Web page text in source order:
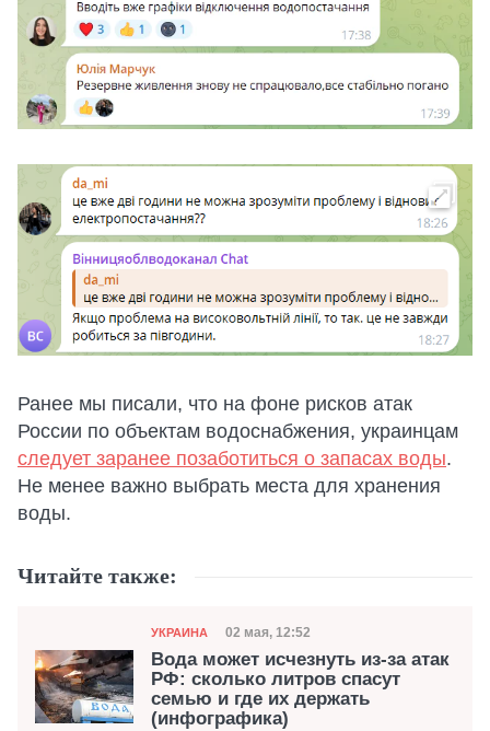
Ранее мы писали, что на фоне рисков атак
России по объектам водоснабжения, украинцам
следует заранее позаботиться о запасах воды.
Не менее важно выбрать места для хранения
воды.
Читайте также:
Категория
УКРАИНА Дата публикации
02 мая, 12:52
Вода может исчезнуть из-за атак
РФ: сколько литров спасут
семью и где их держать
(инфографика)